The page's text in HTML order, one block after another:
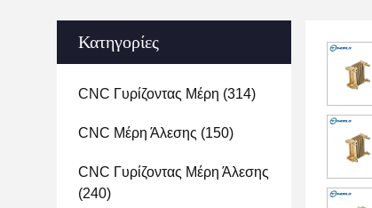
Κατηγορίες
CNC Γυρίζοντας Μέρη (314)
CNC Μέρη Άλεσης (150)
CNC Γυρίζοντας Μέρη Άλεσης
(240)